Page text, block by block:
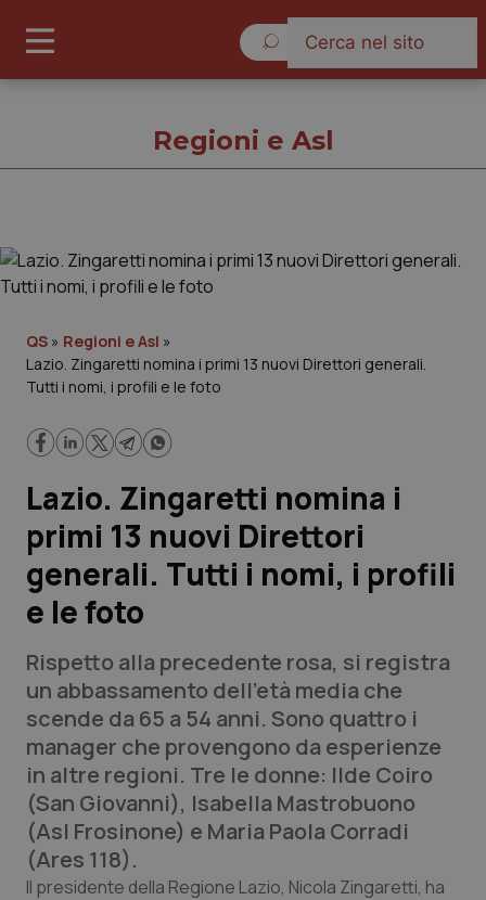
Governo e Parlamento
Regioni e Asl
Lavoro e Professioni
Scienza e Farmaci
Studi e Analisi
Lettere al direttore
Edizioni Regionali
QS Pro
Professionisti Sanitari.AI
Abruzzo
QS Pro Gold
Regioni e Asl
QS » Regioni e Asl »
Lazio. Zingaretti nomina i primi 13 nuovi Direttori generali.
Tutti i nomi, i profili e le foto
Lazio. Zingaretti nomina i
primi 13 nuovi Direttori
generali. Tutti i nomi, i profili
e le foto
Rispetto alla precedente rosa, si registra
un abbassamento dell'età media che
scende da 65 a 54 anni. Sono quattro i
manager che provengono da esperienze
in altre regioni. Tre le donne: Ilde Coiro
(San Giovanni), Isabella Mastrobuono
(Asl Frosinone) e Maria Paola Corradi
(Ares 118).
Il presidente della Regione Lazio, Nicola Zingaretti, ha